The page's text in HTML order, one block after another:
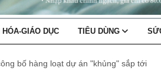
HÓA-GIÁO DỤC TIÊU DÙNG
bố hàng loạt dự án "khủng" sắp tới